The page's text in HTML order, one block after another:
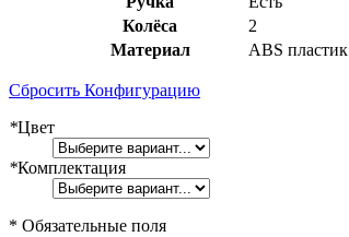
Колёса
2
Материал
ABS пластик
Сбросить Конфигурацию
*Цвет
*Комплектация
* Обязательные поля